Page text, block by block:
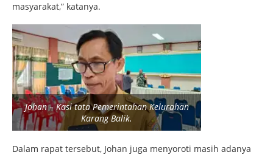
masyarakat,” katanya.
Johan – Kasi tata Pemerintahan Kelurahan
Karang Balik.
Dalam rapat tersebut, Johan juga menyoroti masih adanya